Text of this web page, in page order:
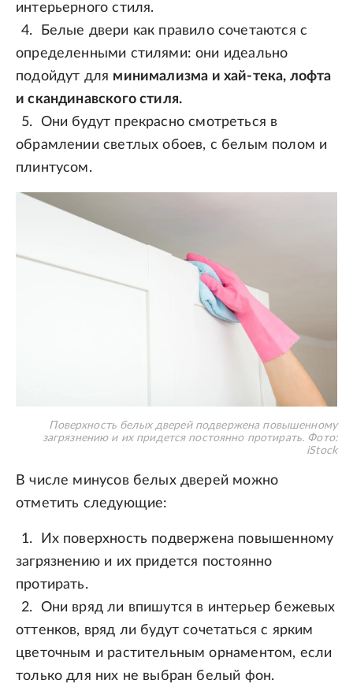
интерьерного стиля.
Белые двери как правило сочетаются с
определенными стилями: они идеально
подойдут для минимализма и хай-тека, лофта
и скандинавского стиля.
Они будут прекрасно смотреться в
обрамлении светлых обоев, с белым полом и
плинтусом.
Поверхность белых дверей подвержена повышенному
загрязнению и их придется постоянно протирать. Фото:
iStock
В числе минусов белых дверей можно
отметить следующие:
Их поверхность подвержена повышенному
загрязнению и их придется постоянно
протирать.
Они вряд ли впишутся в интерьер бежевых
оттенков, вряд ли будут сочетаться с ярким
цветочным и растительным орнаментом, если
только для них не выбран белый фон.